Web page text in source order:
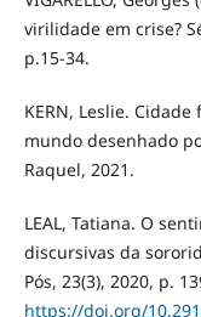
virilidade em crise?
p.15-34.
KERN, Leslie.
mundo desenhado
Raquel, 2021.
LEAL, Tatiana. O
discursivas da
Pós, 23(3), 2020, p.
https://doi.org/